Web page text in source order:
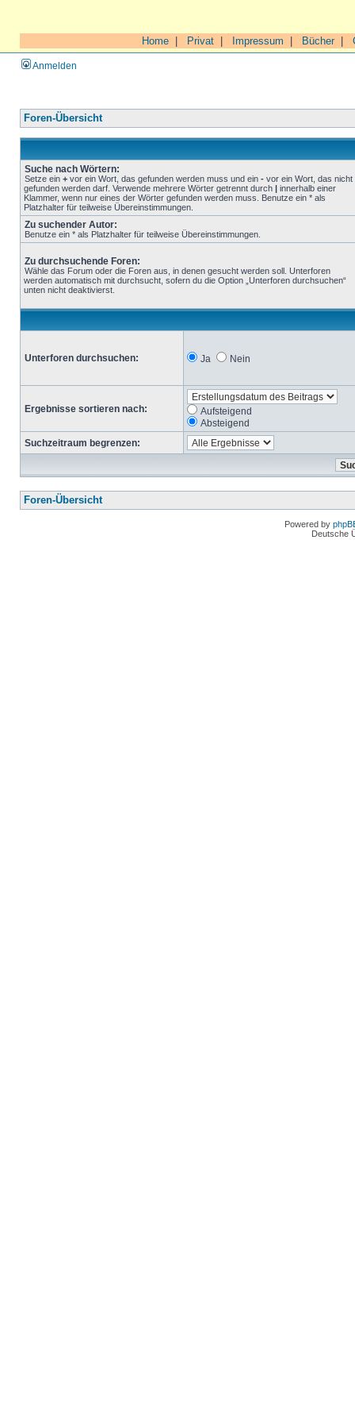
Home Privat Impressum Bücher|
Anmelden
Foren-Übersicht
Suche nach Wörtern:
Setze ein + vor ein Wort, das gefunden werden muss und ein - vor ein Wort, das nicht
gefunden werden darf. Verwende mehrere Wörter getrennt durch | innerhalb einer
Klammer, wenn nur eines der Wörter gefunden werden muss. Benutze ein * als
Platzhalter für teilweise Übereinstimmungen.
Zu suchender Autor:
Benutze ein * als Platzhalter für teilweise Übereinstimmungen.
Zu durchsuchende Foren:
Wähle das Forum oder die Foren aus, in denen gesucht werden soll. Unterforen
werden automatisch mit durchsucht, sofern du die Option „Unterforen durchsuchen“
unten nicht deaktivierst.
Unterforen durchsuchen: Ja Nein
Ergebnisse sortieren nach:
Aufsteigend
Absteigend
Suchzeitraum begrenzen:
Foren-Übersicht
Powered by
Deutsche